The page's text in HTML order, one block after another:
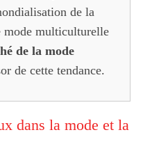
de la
mode multiculturelle
de la mode
de cette tendance.
dans la mode et la